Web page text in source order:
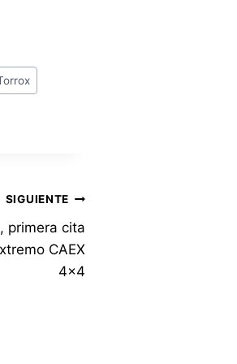
SIGUIENTE
primera cita
CAEX
4×4